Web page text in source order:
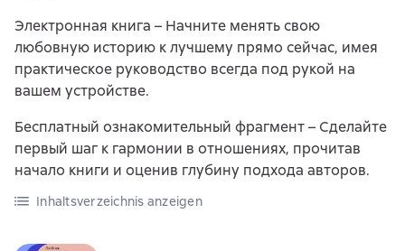
Электронная книга – Начните менять свою
любовную историю к лучшему прямо сейчас, имея
практическое руководство всегда под рукой на
вашем устройстве.
Бесплатный ознакомительный фрагмент – Сделайте
первый шаг к гармонии в отношениях, прочитав
начало книги и оценив глубину подхода авторов.
Inhaltsverzeichnis anzeigen